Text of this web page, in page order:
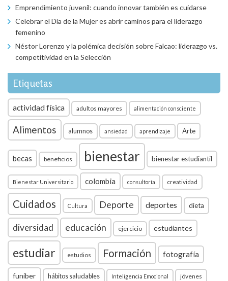
Emprendimiento juvenil: cuando innovar también es cuidarse
Celebrar el Día de la Mujer es abrir caminos para el liderazgo
femenino
Néstor Lorenzo y la polémica decisión sobre Falcao: liderazgo vs.
competitividad en la Selección
Etiquetas
actividad física adultos mayores alimentación consciente
Alimentos alumnos ansiedad aprendizaje Arte
becas beneficios bienestar bienestar estudiantil
Bienestar Universitario colombia consultoría creatividad
Cuidados Cultura Deporte deportes dieta
diversidad educación ejercicio estudiantes
estudiar estudios Formación fotografía
funiber hábitos saludables Inteligencia Emocional jóvenes